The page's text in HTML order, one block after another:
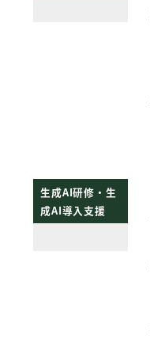
生成AI研修・生
成AI導入支援